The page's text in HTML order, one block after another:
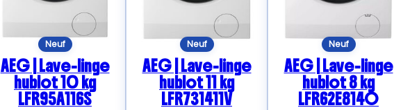
Neuf
AEG | Lave-linge
hublot 10 kg
LFR95A116S
Neuf
AEG | Lave-linge
hublot 11 kg
LFR731411V
Neuf
AEG | Lave-linge
hublot 8 kg
LFR62E814O